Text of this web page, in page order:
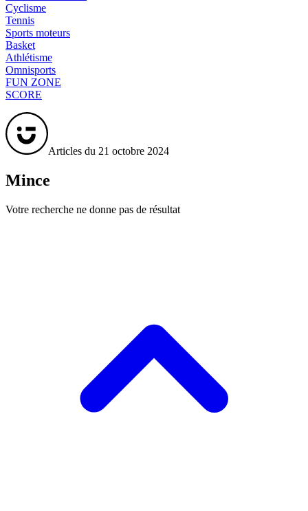
Cyclisme
Tennis
Sports moteurs
Basket
Athlétisme
Omnisports
FUN ZONE
SCORE
Articles du 21 octobre 2024
Mince
Votre recherche ne donne pas de résultat